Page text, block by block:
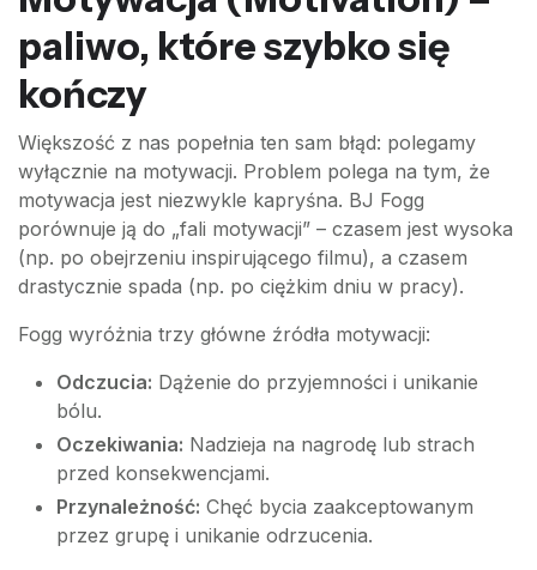
paliwo, które szybko się
kończy
Większość z nas popełnia ten sam błąd: polegamy
wyłącznie na motywacji. Problem polega na tym, że
motywacja jest niezwykle kapryśna. BJ Fogg
porównuje ją do „fali motywacji” – czasem jest wysoka
(np. po obejrzeniu inspirującego filmu), a czasem
drastycznie spada (np. po ciężkim dniu w pracy).
Fogg wyróżnia trzy główne źródła motywacji:
Odczucia: Dążenie do przyjemności i unikanie
bólu.
Oczekiwania: Nadzieja na nagrodę lub strach
przed konsekwencjami.
Przynależność: Chęć bycia zaakceptowanym
przez grupę i unikanie odrzucenia.